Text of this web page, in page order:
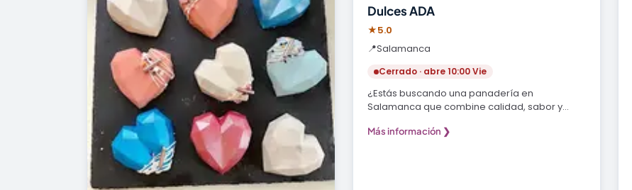
Dulces ADA
★5.0
📍Salamanca
Cerrado · abre 10:00 Vie
¿Estás buscando una panadería en
Salamanca que combine calidad, sabor y
Más información ❯